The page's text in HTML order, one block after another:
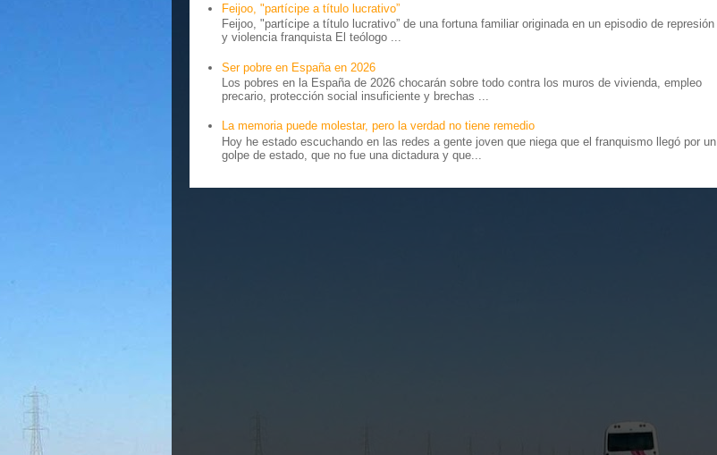
Feijoo, "partícipe a título lucrativo”
Feijoo, "partícipe a título lucrativo” de una fortuna familiar originada en un episodio de represión
y violencia franquista El teólogo ...
Ser pobre en España en 2026
Los pobres en la España de 2026 chocarán sobre todo contra los muros de vivienda, empleo
precario, protección social insuficiente y brechas ...
La memoria puede molestar, pero la verdad no tiene remedio
Hoy he estado escuchando en las redes a gente joven que niega que el franquismo llegó por un
golpe de estado, que no fue una dictadura y que...